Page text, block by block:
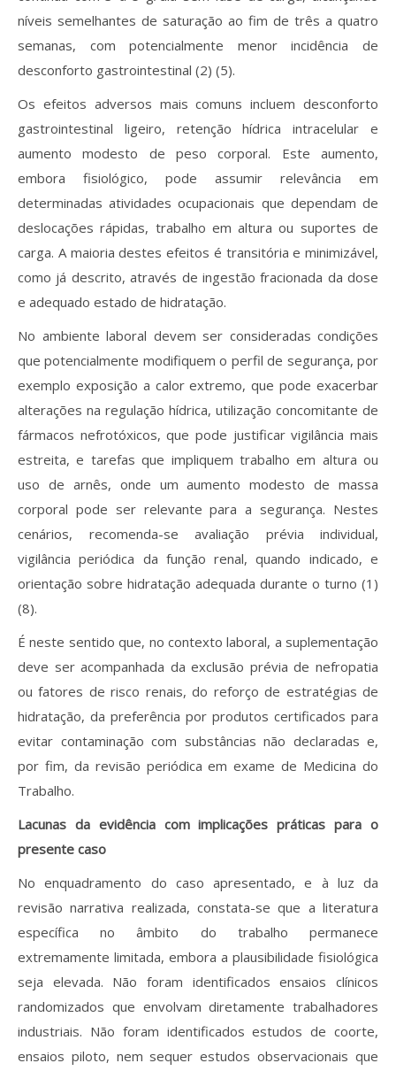
níveis semelhantes de saturação ao fim de três a quatro
semanas, com potencialmente menor incidência de
desconforto gastrointestinal (2) (5).
Os efeitos adversos mais comuns incluem desconforto
gastrointestinal ligeiro, retenção hídrica intracelular e
aumento modesto de peso corporal. Este aumento,
embora fisiológico, pode assumir relevância em
determinadas atividades ocupacionais que dependam de
deslocações rápidas, trabalho em altura ou suportes de
carga. A maioria destes efeitos é transitória e minimizável,
como já descrito, através de ingestão fracionada da dose
e adequado estado de hidratação.
No ambiente laboral devem ser consideradas condições
que potencialmente modifiquem o perfil de segurança, por
exemplo exposição a calor extremo, que pode exacerbar
alterações na regulação hídrica, utilização concomitante de
fármacos nefrotóxicos, que pode justificar vigilância mais
estreita, e tarefas que impliquem trabalho em altura ou
uso de arnês, onde um aumento modesto de massa
corporal pode ser relevante para a segurança. Nestes
cenários, recomenda-se avaliação prévia individual,
vigilância periódica da função renal, quando indicado, e
orientação sobre hidratação adequada durante o turno (1)
(8).
É neste sentido que, no contexto laboral, a suplementação
deve ser acompanhada da exclusão prévia de nefropatia
ou fatores de risco renais, do reforço de estratégias de
hidratação, da preferência por produtos certificados para
evitar contaminação com substâncias não declaradas e,
por fim, da revisão periódica em exame de Medicina do
Trabalho.
Lacunas da evidência com implicações práticas para o
presente caso
No enquadramento do caso apresentado, e à luz da
revisão narrativa realizada, constata-se que a literatura
específica no âmbito do trabalho permanece
extremamente limitada, embora a plausibilidade fisiológica
seja elevada. Não foram identificados ensaios clínicos
randomizados que envolvam diretamente trabalhadores
industriais. Não foram identificados estudos de coorte,
ensaios piloto, nem sequer estudos observacionais que